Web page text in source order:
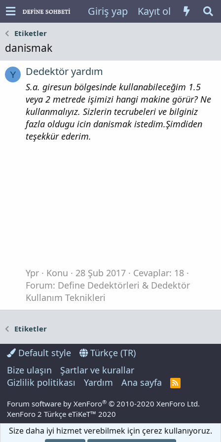
Giriş yap Kayıt ol
Etiketler
danismak
Y Dedektör yardım
S.a. giresun bölgesinde kullanabileceğim 1.5
veya 2 metrede işimizi hangi makine görür? Ne
kullanmalıyız. Sizlerin tecrubeleri ve bilginiz
fazla oldugu icin danismak istedim.Şimdiden
teşekkür ederim.
Ypr Konu 28 Şub 2017
Cevaplar: 18
Forum: Define Dedektörleri & Dedektör
Kullanım Teknikleri
Etiketler
Default style
Türkçe (TR)
Bize ulaşın
Şartlar ve kurallar
Gizlilik politikası
Yardım Ana sayfa
R
S
Forum software by XenForo® © 2010-2020 XenForo Ltd.
XenForo 2 Türkçe eTiKeT™ 2020
Size daha iyi hizmet verebilmek için çerez kullanıyoruz.